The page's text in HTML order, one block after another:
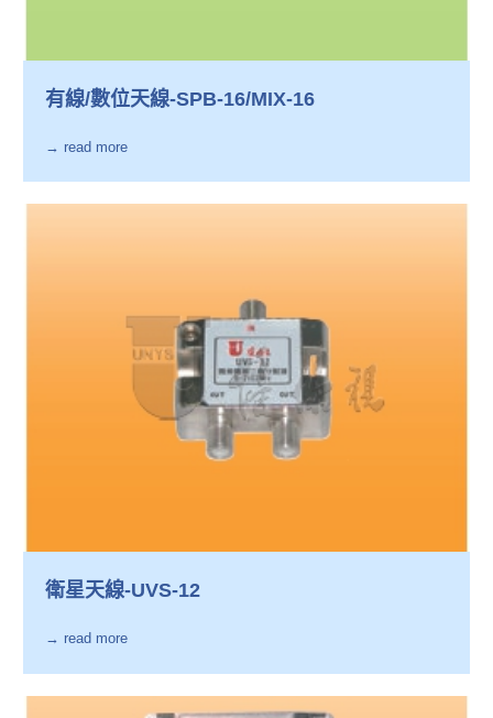
有線/數位天線-SPB-16/MIX-16
→ read more
衛星天線-UVS-12
→ read more